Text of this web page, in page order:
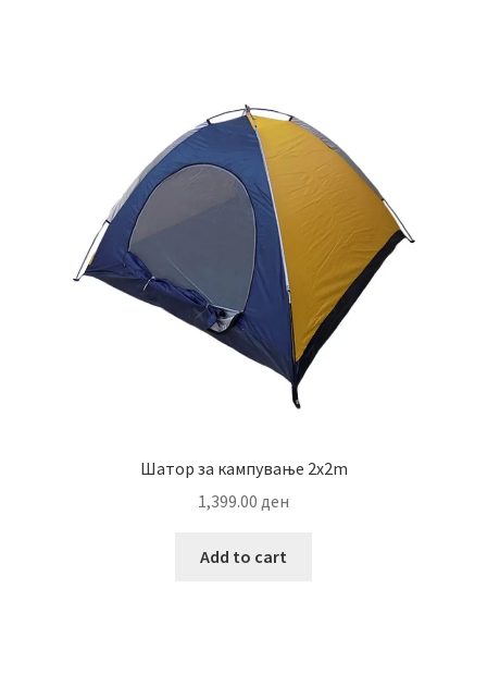
may
chosen
on
the
product
page
Шатор за кампување 2x2m
1,399.00 ден
Add to cart